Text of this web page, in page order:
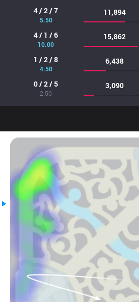
4 / 2 / 7
5.50
11,894
4 / 1 / 6
10.00
15,862
1 / 2 / 8
4.50
6,438
0 / 2 / 5
2.50
3,090